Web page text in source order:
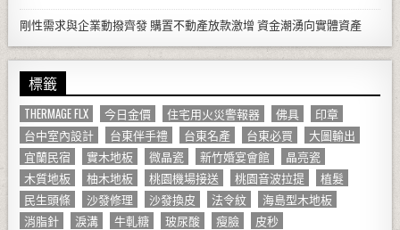
剛性需求與企業動撥齊發 購置不動產放款激增 資金潮湧向實體資產
標籤
THERMAGE FLX 今日金價 住宅用火災警報器 佛具
印章
台中室內設計
台東伴手禮 台東名產 台東必買
大圖輸出
宜蘭民宿
實木地板 微晶瓷 新竹婚宴會館
晶亮瓷
木質地板
柚木地板 桃園機場接送 桃園音波拉提
植髮
民生頭條
沙發修理 沙發換皮 法令紋
海島型木地板
消脂針
淚溝 牛軋糖 玻尿酸 瘦臉
皮秒